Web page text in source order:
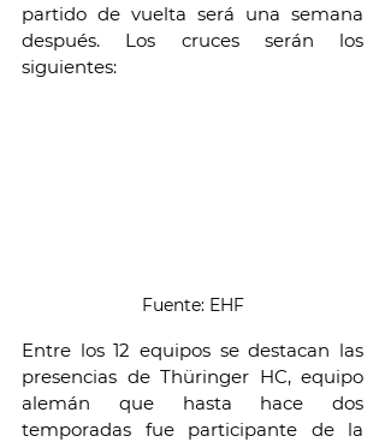
partido de vuelta será una semana
después. Los cruces serán los
siguientes:
Fuente: EHF
Entre los 12 equipos se destacan las
presencias de Thüringer HC, equipo
alemán que hasta hace dos
temporadas fue participante de la